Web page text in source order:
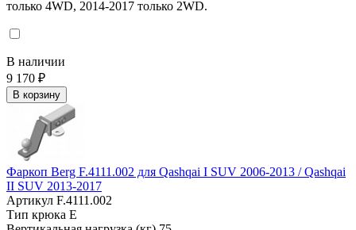
В наличии
9 170 ₽
В корзину
Фаркоп Berg F.4111.002 для Qashqai I SUV 2006-2013 / Qashqai
II SUV 2013-2017
Артикул F.4111.002
Тип крюка E